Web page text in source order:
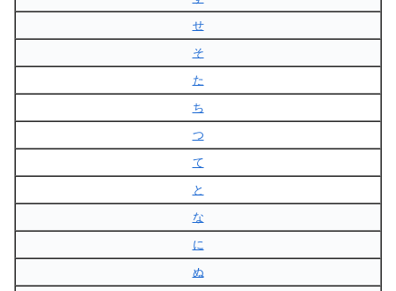
せ
そ
た
ち
つ
て
と
な
に
ぬ